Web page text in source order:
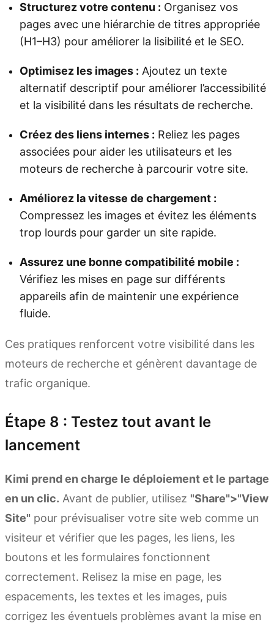
Structurez votre contenu : Organisez vos
pages avec une hiérarchie de titres appropriée
(H1–H3) pour améliorer la lisibilité et le SEO.
Optimisez les images : Ajoutez un texte
alternatif descriptif pour améliorer l’accessibilité
et la visibilité dans les résultats de recherche.
Créez des liens internes : Reliez les pages
associées pour aider les utilisateurs et les
moteurs de recherche à parcourir votre site.
Améliorez la vitesse de chargement :
Compressez les images et évitez les éléments
trop lourds pour garder un site rapide.
Assurez une bonne compatibilité mobile :
Vérifiez les mises en page sur différents
appareils afin de maintenir une expérience
fluide.
Ces pratiques renforcent votre visibilité dans les
moteurs de recherche et génèrent davantage de
trafic organique.
Étape 8 : Testez tout avant le
lancement
Kimi prend en charge le déploiement et le partage
en un clic. Avant de publier, utilisez "Share">"View
Site" pour prévisualiser votre site web comme un
visiteur et vérifier que les pages, les liens, les
boutons et les formulaires fonctionnent
correctement. Relisez la mise en page, les
espacements, les textes et les images, puis
corrigez les éventuels problèmes avant la mise en